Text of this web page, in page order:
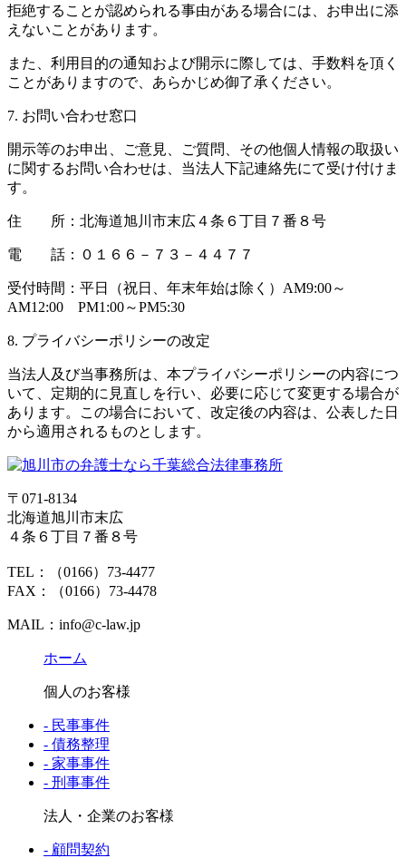
拒絶することが認められる事由がある場合には、お申出に添
えないことがあります。
また、利用目的の通知および開示に際しては、手数料を頂く
ことがありますので、あらかじめ御了承ください。
7. お問い合わせ窓口
開示等のお申出、ご意見、ご質問、その他個人情報の取扱い
に関するお問い合わせは、当法人下記連絡先にて受け付けま
す。
住 所：北海道旭川市末広４条６丁目７番８号
電 話：０１６６－７３－４４７７
受付時間：平日（祝日、年末年始は除く）AM9:00～
AM12:00 PM1:00～PM5:30
8. プライバシーポリシーの改定
当法人及び当事務所は、本プライバシーポリシーの内容につ
いて、定期的に見直しを行い、必要に応じて変更する場合が
あります。この場合において、改定後の内容は、公表した日
から適用されるものとします。
〒071-8134
北海道旭川市末広
４条６丁目７番８号
TEL：（0166）73-4477
FAX：（0166）73-4478
MAIL：info@c-law.jp
ホーム
個人のお客様
- 民事事件
- 債務整理
- 家事事件
- 刑事事件
法人・企業のお客様
- 顧問契約